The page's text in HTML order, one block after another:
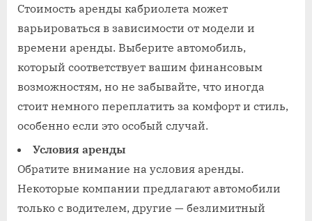
Стоимость аренды кабриолета может
варьироваться в зависимости от модели и
времени аренды. Выберите автомобиль,
который соответствует вашим финансовым
возможностям, но не забывайте, что иногда
стоит немного переплатить за комфорт и стиль,
особенно если это особый случай.
Условия аренды
Обратите внимание на условия аренды.
Некоторые компании предлагают автомобили
только с водителем, другие — безлимитный